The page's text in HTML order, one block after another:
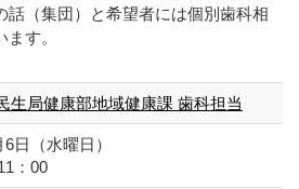
話（集団）と希望者には個別歯科相
す。
生局健康部地域健康課 歯科担当
日（水曜日）
：00